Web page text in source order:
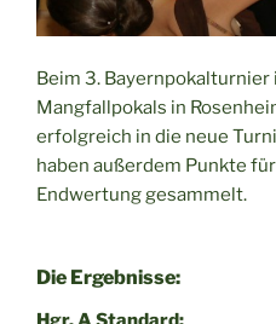
Beim 3. Bayernpokalturnier
Mangfallpokals in
erfolgreich in die neue
haben außerdem Punkte
Endwertung gesammelt.
Die Ergebnisse: